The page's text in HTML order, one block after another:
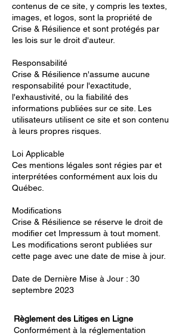
contenus de ce site, y compris les textes,
images, et logos, sont la propriété de
Crise & Résilience et sont protégés par
les lois sur le droit d'auteur.
Responsabilité
Crise & Résilience n'assume aucune
responsabilité pour l'exactitude,
l'exhaustivité, ou la fiabilité des
informations publiées sur ce site. Les
utilisateurs utilisent ce site et son contenu
à leurs propres risques.
Loi Applicable
Ces mentions légales sont régies par et
interprétées conformément aux lois du
Québec.
Modifications
Crise & Résilience se réserve le droit de
modifier cet Impressum à tout moment.
Les modifications seront publiées sur
cette page avec une date de mise à jour.
Date de Dernière Mise à Jour : 30
septembre 2023
Règlement des Litiges en Ligne
Conformément à la réglementation